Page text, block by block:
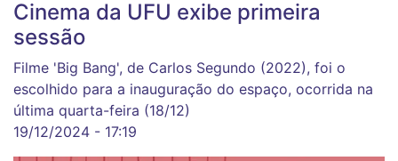
Cinema da UFU exibe primeira
sessão
Filme 'Big Bang', de Carlos Segundo (2022), foi o
escolhido para a inauguração do espaço, ocorrida na
última quarta-feira (18/12)
19/12/2024 - 17:19